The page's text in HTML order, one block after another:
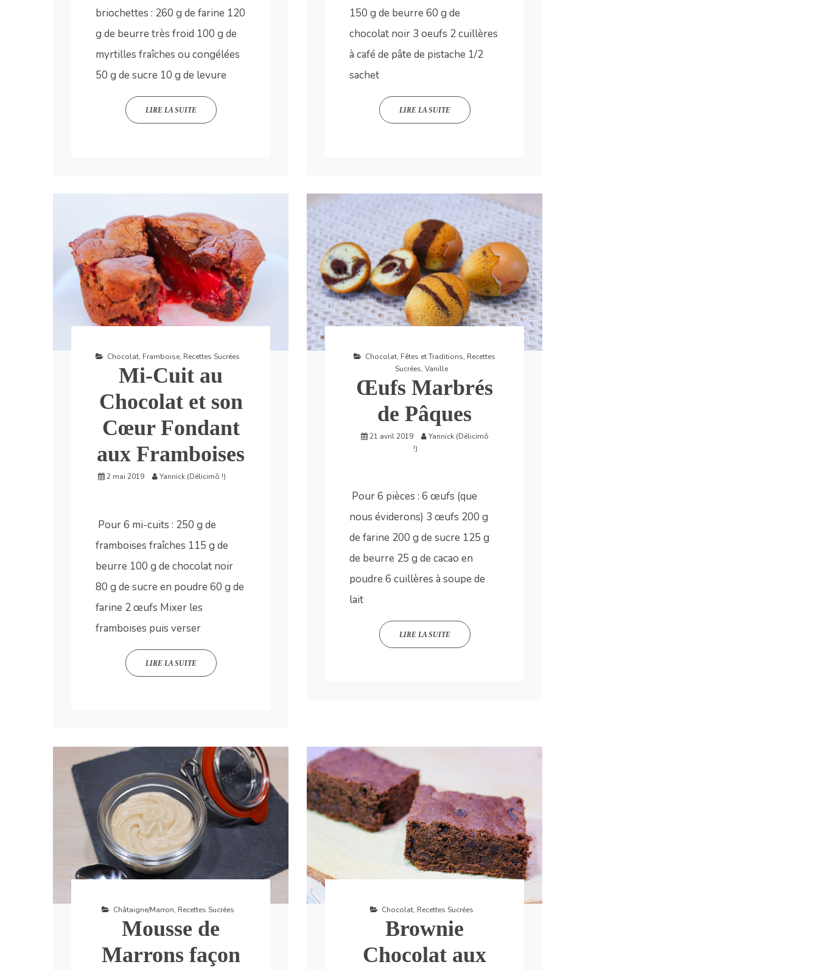
briochettes : 260 g de farine 120
g de beurre très froid 100 g de
myrtilles fraîches ou congélées
50 g de sucre 10 g de levure
LIRE LA SUITE
150 g de beurre 60 g de
chocolat noir 3 oeufs 2 cuillères
à café de pâte de pistache 1/2
sachet
LIRE LA SUITE
Chocolat, Framboise, Recettes Sucrées
Mi-Cuit au
Chocolat et son
Cœur Fondant
aux Framboises
2 mai 2019 Yannick (Délicimô !)
Pour 6 mi-cuits : 250 g de
framboises fraîches 115 g de
beurre 100 g de chocolat noir
80 g de sucre en poudre 60 g de
farine 2 œufs Mixer les
framboises puis verser
LIRE LA SUITE
Chocolat, Fêtes et Traditions, Recettes
Sucrées, Vanille
Œufs Marbrés
de Pâques
21 avril 2019
Yannick (Délicimô
!)
Pour 6 pièces : 6 œufs (que
nous éviderons) 3 œufs 200 g
de farine 200 g de sucre 125 g
de beurre 25 g de cacao en
poudre 6 cuillères à soupe de
lait
LIRE LA SUITE
Châtaigne/Marron, Recettes Sucrées
Mousse de
Marrons façon
Chocolat, Recettes Sucrées
Brownie
Chocolat aux